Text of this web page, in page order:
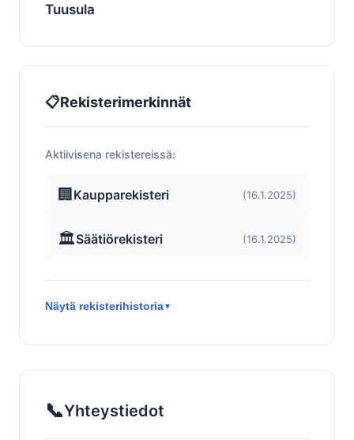
Tuusula
📋Rekisterimerkinnät
Aktiivisena rekistereissä:
🏢 Kaupparekisteri (16.1.2025)
🏛️Säätiörekisteri (16.1.2025)
Näytä rekisterihistoria▼
📞Yhteystiedot